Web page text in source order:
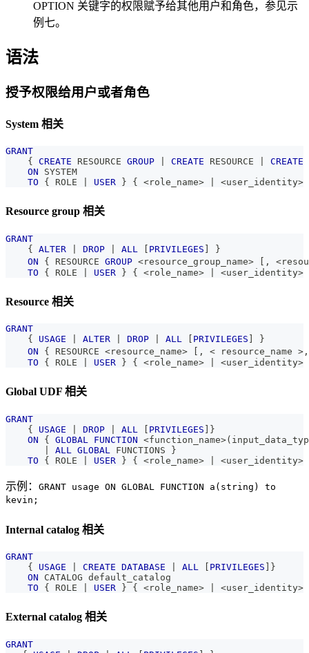
OPTION 关键字的权限赋予给其他用户和角色，参见示
例七。
语法
授予权限给用户或者角色
System 相关
GRANT
    {
CREATE RESOURCE GROUP CREATE RESOURCE CREATE
ON SYSTEM
TO { ROLE USER } { <role_name> <user_identity>
Resource group 相关
GRANT
    {
ALTER DROP ALL [ PRIVILEGES ]
}
ON { RESOURCE GROUP <resource_group_name> [ , <
TO { ROLE USER } { <role_name> <user_identity>
Resource 相关
GRANT
    {
USAGE ALTER DROP ALL PRIVILEGES
}
ON { RESOURCE <resource_name> , < resource_name > ,
TO { ROLE USER } { <role_name> <user_identity>
Global UDF 相关
GRANT
    {
USAGE DROP ALL [ PRIVILEGES ] }
ON { GLOBAL FUNCTION <function_name>(
ALL GLOBAL
FUNCTIONS }
TO { ROLE USER } { <role_name> <user_identity>
示例： GRANT usage ON GLOBAL FUNCTION a(string) to
kevin;
Internal catalog 相关
GRANT
    {
USAGE CREATE DATABASE ALL PRIVILEGES
}
ON CATALOG default_catalog
TO { ROLE USER } { <role_name> <user_identity>
External catalog 相关
GRANT